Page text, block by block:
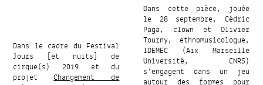
Dans le cadre du Festival
Jours [et nuits] de
cirque(s) 2019 et du
projetChangement de
Dans cette pièce, jouée
le 28 septembre, Cédric
Paga, clown et Olivier
Tourny, ethnomusicologue,
IDEMEC (Aix Marseille
Université, CNRS)
s’engagent dans un jeu
autour des formes pour